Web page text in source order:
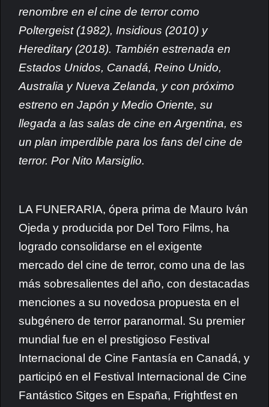
renombre en el cine de terror como
Poltergeist (1982), Insidious (2010) y
Hereditary (2018). También estrenada en
Estados Unidos, Canadá, Reino Unido,
Australia y Nueva Zelanda, y con próximo
estreno en Japón y Medio Oriente, su
llegada a las salas de cine en Argentina, es
un plan imperdible para los fans del cine de
terror. Por Nito Marsiglio.
LA FUNERARIA, ópera prima de Mauro Iván
Ojeda y producida por Del Toro Films, ha
logrado consolidarse en el exigente
mercado del cine de terror, como una de las
más sobresalientes del año, con destacadas
menciones a su novedosa propuesta en el
subgénero de terror paranormal. Su premier
mundial fue en el prestigioso Festival
Internacional de Cine Fantasía en Canadá, y
participó en el Festival Internacional de Cine
Fantástico Sitges en España, Frightfest en